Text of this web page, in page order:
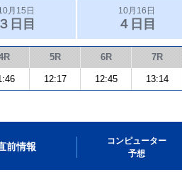
月15日
３日目
10月16日
４日目
5R 6R 7R
12:17 12:45 13:14
前情報
コンピューター
予想